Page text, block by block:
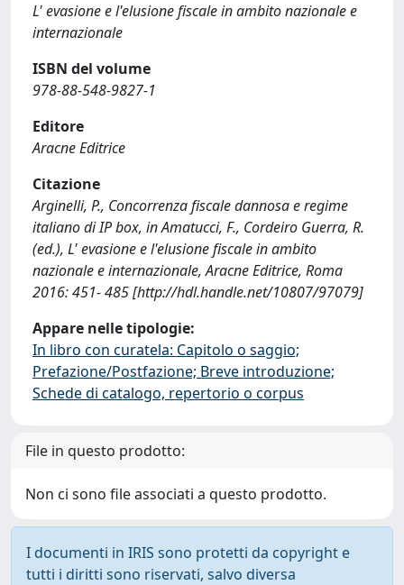
L' evasione e l'elusione fiscale in ambito nazionale e
internazionale
ISBN del volume
978-88-548-9827-1
Editore
Aracne Editrice
Citazione
Arginelli, P., Concorrenza fiscale dannosa e regime
italiano di IP box, in Amatucci, F., Cordeiro Guerra, R.
(ed.), L' evasione e l'elusione fiscale in ambito
nazionale e internazionale, Aracne Editrice, Roma
2016: 451- 485 [http://hdl.handle.net/10807/97079]
Appare nelle tipologie:
In libro con curatela: Capitolo o saggio;
Prefazione/Postfazione; Breve introduzione;
Schede di catalogo, repertorio o corpus
File in questo prodotto:
Non ci sono file associati a questo prodotto.
I documenti in IRIS sono protetti da copyright e
tutti i diritti sono riservati, salvo diversa